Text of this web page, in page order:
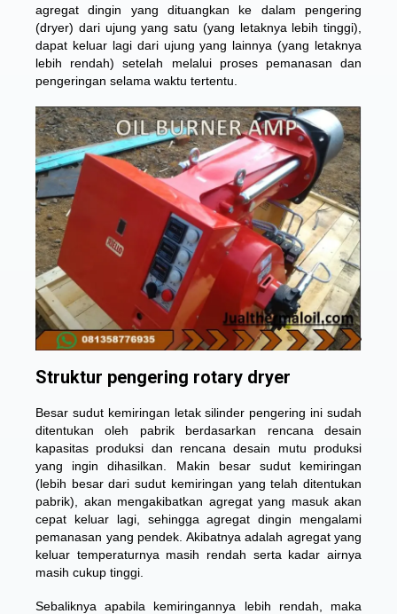
agregat dingin yang dituangkan ke dalam pengering
(dryer) dari ujung yang satu (yang letaknya lebih tinggi),
dapat keluar lagi dari ujung yang lainnya (yang letaknya
lebih rendah) setelah melalui proses pemanasan dan
pengeringan selama waktu tertentu.
Struktur pengering rotary dryer
Besar sudut kemiringan letak silinder pengering ini sudah
ditentukan oleh pabrik berdasarkan rencana desain
kapasitas produksi dan rencana desain mutu produksi
yang ingin dihasilkan. Makin besar sudut kemiringan
(lebih besar dari sudut kemiringan yang telah ditentukan
pabrik), akan mengakibatkan agregat yang masuk akan
cepat keluar lagi, sehingga agregat dingin mengalami
pemanasan yang pendek. Akibatnya adalah agregat yang
keluar temperaturnya masih rendah serta kadar airnya
masih cukup tinggi.
Sebaliknya apabila kemiringannya lebih rendah, maka